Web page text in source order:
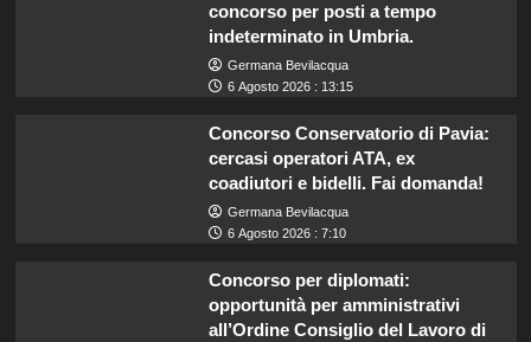
concorso per posti a tempo
indeterminato in Umbria.
Germana Bevilacqua
6 Agosto 2026 : 13:15
Concorso Conservatorio di Pavia:
cercasi operatori ATA, ex
coadiutori e bidelli. Fai domanda!
Germana Bevilacqua
6 Agosto 2026 : 7:10
Concorso per diplomati:
opportunità per amministrativi
all’Ordine Consiglio del Lavoro di